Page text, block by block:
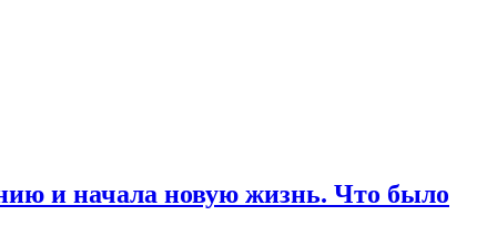
и начала новую жизнь. Что было